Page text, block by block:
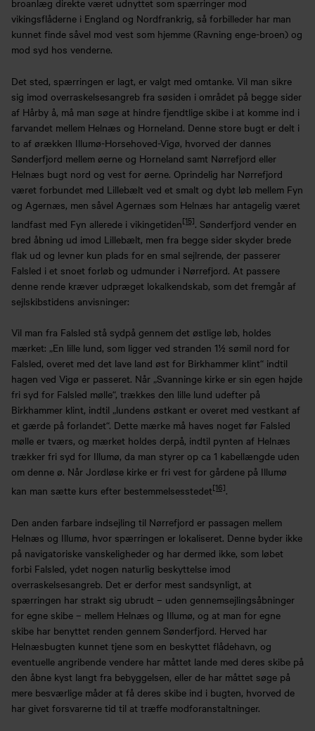
broanlæg direkte været udnyttet som spærringer mod
vikingsflåderne i England og Nordfrankrig, så forbilleder har man
kunnet finde såvel mod vest som hjemme (Ravning enge-broen) og
mod syd hos venderne.
Det sted, spærringen er lagt, er valgt med omtanke. Vil man sikre
sig imod overraskelsesangreb fra søsiden i området på begge sider
af Hårby å, må man søge at hindre fjendtlige skibe i at komme ind i
farvandet mellem Helnæs og Horneland. Denne store bugt er delt i
to af ørækken Illumø-Horsehoved-Vigø, hvorved der dannes
Sønderfjord mellem øerne og Horneland samt Nørrefjord eller
Helnæs bugt nord og vest for øerne. Oprindelig har Nørrefjord
været forbundet med Lillebælt ved et smalt og dybt løb mellem Fyn
og Agernæs, men såvel Agernæs som Helnæs har antagelig været
landfast med Fyn allerede i vikingetiden[15]. Sønderfjord vender en
bred åbning ud imod Lillebælt, men fra begge sider skyder brede
flak ud og levner kun plads for en smal sejlrende, der passerer
Falsled i et snoet forløb og udmunder i Nørrefjord. At passere
denne rende kræver udpræget lokalkendskab, som det fremgår af
sejlskibstidens anvisninger:
Vil man fra Falsled stå sydpå gennem det østlige løb, holdes
mærket: „En lille lund, som ligger ved stranden 1½ sømil nord for
Falsled, overet med det lave land øst for Birkhammer klint“ indtil
hagen ved Vigø er passeret. Når „Svanninge kirke er sin egen højde
fri syd for Falsled mølle“, trækkes den lille lund udefter på
Birkhammer klint, indtil „lundens østkant er overet med vestkant af
et gærde på forlandet“. Dette mærke må haves noget før Falsled
mølle er tværs, og mærket holdes derpå, indtil pynten af Helnæs
trækker fri syd for Illumø, da man styrer op ca 1 kabellængde uden
om denne ø. Når Jordløse kirke er fri vest for gårdene på Illumø
kan man sætte kurs efter bestemmelsesstedet[16].
Den anden farbare indsejling til Nørrefjord er passagen mellem
Helnæs og Illumø, hvor spærringen er lokaliseret. Denne byder ikke
på navigatoriske vanskeligheder og har dermed ikke, som løbet
forbi Falsled, ydet nogen naturlig beskyttelse imod
overraskelsesangreb. Det er derfor mest sandsynligt, at
spærringen har strakt sig ubrudt – uden gennemsejlingsåbninger
for egne skibe – mellem Helnæs og Illumø, og at man for egne
skibe har benyttet renden gennem Sønderfjord. Herved har
Helnæsbugten kunnet tjene som en beskyttet flådehavn, og
eventuelle angribende vendere har måttet lande med deres skibe på
den åbne kyst langt fra bebyggelsen, eller de har måttet søge på
mere besværlige måder at få deres skibe ind i bugten, hvorved de
har givet forsvarerne tid til at træffe modforanstaltninger.